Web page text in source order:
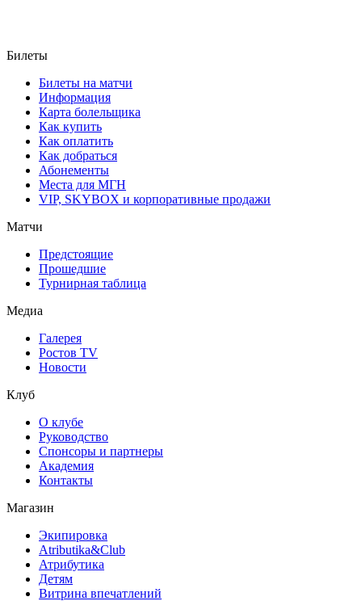
Билеты
Билеты на матчи
Информация
Карта болельщика
Как купить
Как оплатить
Как добраться
Абонементы
Места для МГН
VIP, SKYBOX и корпоративные продажи
Матчи
Предстоящие
Прошедшие
Турнирная таблица
Медиа
Галерея
Ростов TV
Новости
Клуб
О клубе
Руководство
Спонсоры и партнеры
Академия
Контакты
Магазин
Экипировка
Atributika&Club
Атрибутика
Детям
Витрина впечатлений